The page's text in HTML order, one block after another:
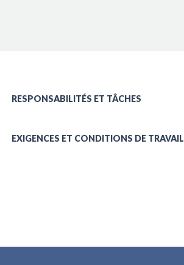
RESPONSABILITÉS ET TÂCHES
EXIGENCES ET CONDITIONS DE TRAVAIL